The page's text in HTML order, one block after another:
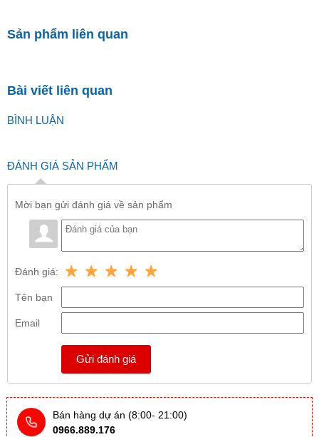
Sản phẩm liên quan
Bài viết liên quan
BÌNH LUẬN
ĐÁNH GIÁ SẢN PHẨM
Mời bạn gửi đánh giá về sản phẩm
Đánh giá:
Tên bạn
Email
Gửi đánh giá
Bán hàng dự án (8:00- 21:00)
0966.889.176